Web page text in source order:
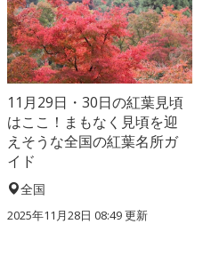
11月29日・30日の紅葉見頃
はここ！まもなく見頃を迎
えそうな全国の紅葉名所ガ
イド
全国
2025年11月28日 08:49 更新